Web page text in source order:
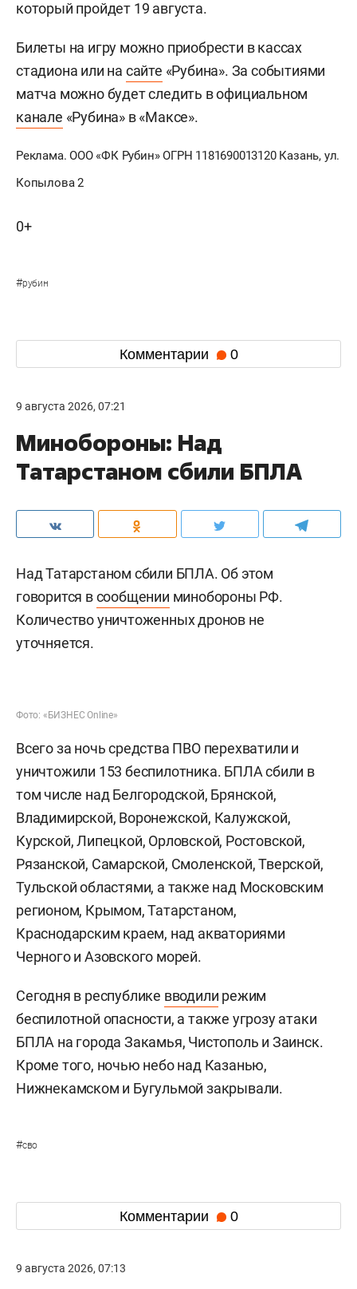
который пройдет 19 августа.
Билеты на игру можно приобрести в кассах
стадиона или на сайте «Рубина». За событиями
матча можно будет следить в официальном
канале «Рубина» в «Максе».
Реклама. ООО «ФК Рубин» ОГРН 1181690013120 Казань, ул.
Копылова 2
0+
#рубин
Комментарии 0
9 августа 2026, 07:21
Минобороны: Над
Татарстаном сбили БПЛА
Над Татарстаном сбили БПЛА. Об этом
говорится всообщении минобороны РФ.
Количество уничтоженных дронов не
уточняется.
Фото: «БИЗНЕС Online»
Всего за ночь средства ПВО перехватили и
уничтожили 153 беспилотника. БПЛА сбили в
том числе над Белгородской, Брянской,
Владимирской, Воронежской, Калужской,
Курской, Липецкой, Орловской, Ростовской,
Рязанской, Самарской, Смоленской, Тверской,
Тульской областями, а также над Московским
регионом, Крымом, Татарстаном,
Краснодарским краем, над акваториями
Черного и Азовского морей.
Сегодня в республике вводили режим
беспилотной опасности, а также угрозу атаки
БПЛА на города Закамья, Чистополь и Заинск.
Кроме того, ночью небо над Казанью,
Нижнекамском и Бугульмой закрывали.
#сво
Комментарии 0
9 августа 2026, 07:13